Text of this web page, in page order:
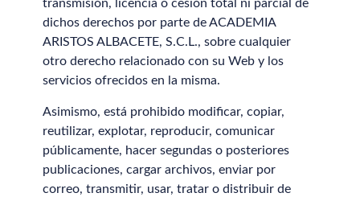
transmisión, licencia o cesión total ni parcial de
dichos derechos por parte de ACADEMIA
ARISTOS ALBACETE, S.C.L., sobre cualquier
otro derecho relacionado con su Web y los
servicios ofrecidos en la misma.
Asimismo, está prohibido modificar, copiar,
reutilizar, explotar, reproducir, comunicar
públicamente, hacer segundas o posteriores
publicaciones, cargar archivos, enviar por
correo, transmitir, usar, tratar o distribuir de